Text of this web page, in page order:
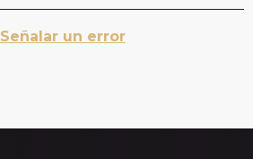
Señalar un error